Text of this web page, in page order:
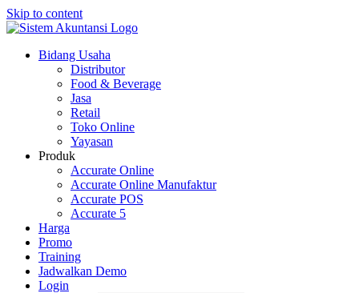
Skip to content
Bidang Usaha
Distributor
Food & Beverage
Jasa
Retail
Toko Online
Yayasan
Produk
Accurate Online
Accurate Online Manufaktur
Accurate POS
Accurate 5
Harga
Promo
Training
Jadwalkan Demo
Login